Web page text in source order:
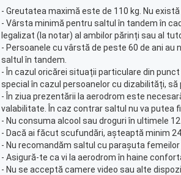
- Greutatea maximă este de 110 kg. Nu
- Vârsta minimă pentru saltul în tandem în
legalizat (la notar) al ambilor părinți sau al
- Persoanele cu vârstă de peste 60 de ani
saltul în tandem.
- În cazul oricărei situații particulare din
special în cazul persoanelor cu dizabilități,
- În ziua prezentării la aerodrom este
valabilitate. În caz contrar saltul nu va putea
- Nu consuma alcool sau droguri în ultimele 12
- Dacă ai făcut scufundări, așteaptă minim
- Nu recomandăm saltul cu parașuta femeilor
- Asigură-te ca vi la aerodrom în haine
- Nu se acceptă camere video sau alte